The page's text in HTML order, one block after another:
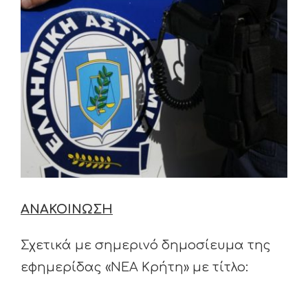
Larger
Image
ΑΝΑΚΟΙΝΩΣΗ
Σχετικά με σημερινό δημοσίευμα της
εφημερίδας «ΝΕΑ Κρήτη» με τίτλο: